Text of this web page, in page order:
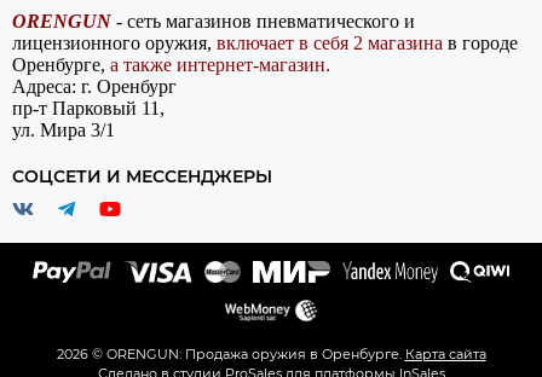
ORENGUN - сеть магазинов пневматического и
лицензионного оружия, включает в себя 2 магазина в городе
Оренбурге, а также интернет-магазин.
Адреса: г. Оренбург
пр-т Парковый 11,
ул. Мира 3/1
СОЦСЕТИ И МЕССЕНДЖЕРЫ
2026 © ORENGUN: Продажа оружия в Оренбурге. Карта сайта
Сделано в студии ProSalesдля платформы InSales